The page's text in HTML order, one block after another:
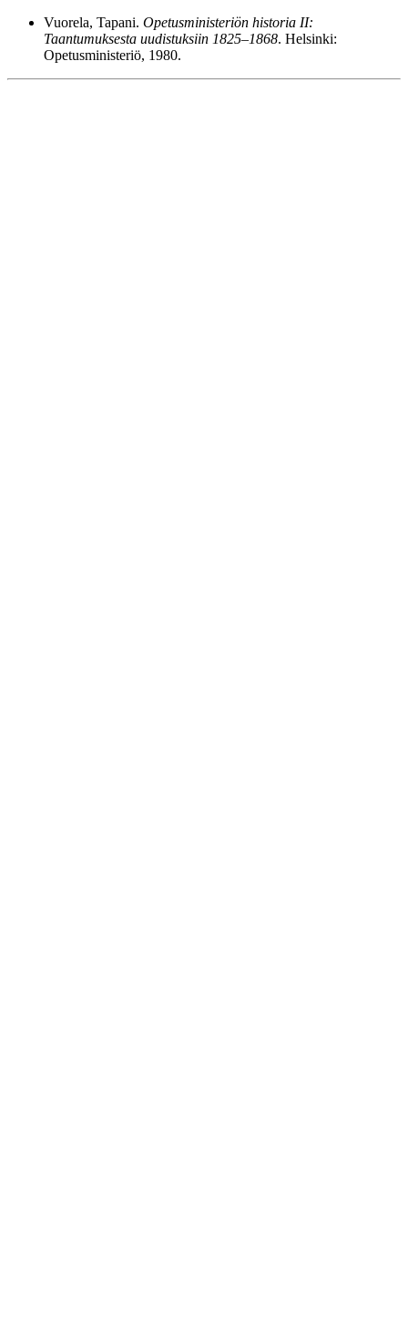
Vuorela, Tapani. Opetusministeriön historia II:
Taantumuksesta uudistuksiin 1825–1868. Helsinki:
Opetusministeriö, 1980.